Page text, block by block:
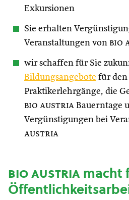
Exkursionen
Sie erhalten
Veranstaltungen von bio
wir schaffen für Sie
Bildungsangebote für den
Praktikerlehrgänge, die
bio austria Bauerntage
Vergünstigungen bei
austria
bio austriamacht